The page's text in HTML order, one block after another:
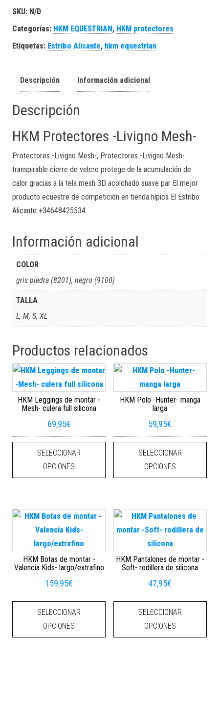
SKU: N/D
Categorías: HKM EQUESTRIAN, HKM protectores
Etiquetas: Estribo Alicante, hkm equestrian
Descripción Información adicional
Descripción
HKM Protectores -Livigno Mesh-
Protectores -Livigno Mesh-, Protectores -Livigno Mesh-
transpirable cierre de velcro protege de la acumulación de
calor gracias a la tela mesh 3D acolchado suave par El mejor
producto ecuestre de competición en tienda hípica El Estribo
Alicante +34648425534
Información adicional
COLOR
gris piedra (8201), negro (9100)
TALLA
L, M, S, XL
Productos relacionados
HKM Leggings de montar -
Mesh- culera full silicona
69,95€
SELECCIONAR
OPCIONES
Este producto tiene múltiples
HKM Polo -Hunter- manga
larga
59,95€
SELECCIONAR
OPCIONES
HKM Botas de montar -
Valencia Kids- largo/extrafino
159,95€
SELECCIONAR
OPCIONES
Este producto tiene múltiples
HKM Pantalones de montar -
Soft- rodillera de silicona
47,95€
SELECCIONAR
OPCIONES